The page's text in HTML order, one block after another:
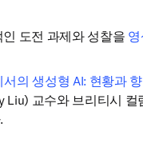
도전 과제와 성찰을
의 생성형 AI: 현황과
교수와 브리티시